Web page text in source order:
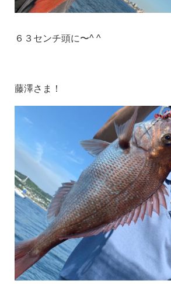
６３センチ頭に〜^ ^
藤澤さま！